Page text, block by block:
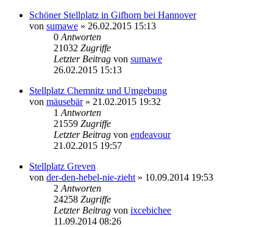
Schöner Stellplatz in Gifhorn bei Hannover
von sumawe » 26.02.2015 15:13
0 Antworten
21032 Zugriffe
Letzter Beitrag von sumawe
26.02.2015 15:13
Stellplatz Chemnitz und Umgebung
von mäusebär» 21.02.2015 19:32
1 Antworten
21559 Zugriffe
Letzter Beitrag von endeavour
21.02.2015 19:57
Stellplatz Greven
von der-den-hebel-nie-zieht » 10.09.2014 19:53
2 Antworten
24258 Zugriffe
Letzter Beitrag von ixcebichee
11.09.2014 08:26